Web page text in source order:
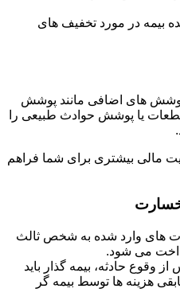
بیمه در مورد تخفیف های
پوشش های اضافی مانند پوشش
یا پوشش حوادث طبیعی را
مالی بیشتری برای شما فراهم
خسارت
های وارد شده به شخص ثالث
می شود.
وقوع حادثه، بیمه گذار باید
هزینه ها توسط بیمه گر